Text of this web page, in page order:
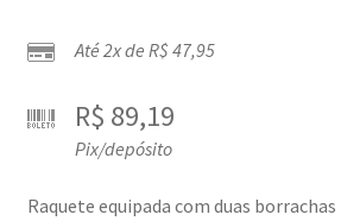
Até 2x de R$47,95
R$ 89,19
Pix/depósito
Raquete equipada com duas borrachas